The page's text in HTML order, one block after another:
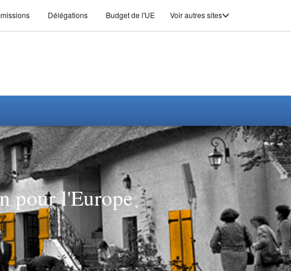
Délégations Budget de l'UE Voir autres sites
pour l'Europe